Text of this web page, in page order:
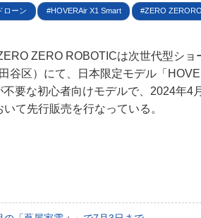
規約
ター名簿
い合せ
ローン HOVERAir X1 Smart ZERO
ZERO ROBOTICは次世代型シ
谷区）にて、日本限定モデル「
要な初心者向けモデルで、2024年4
いて先行販売を行なっている。